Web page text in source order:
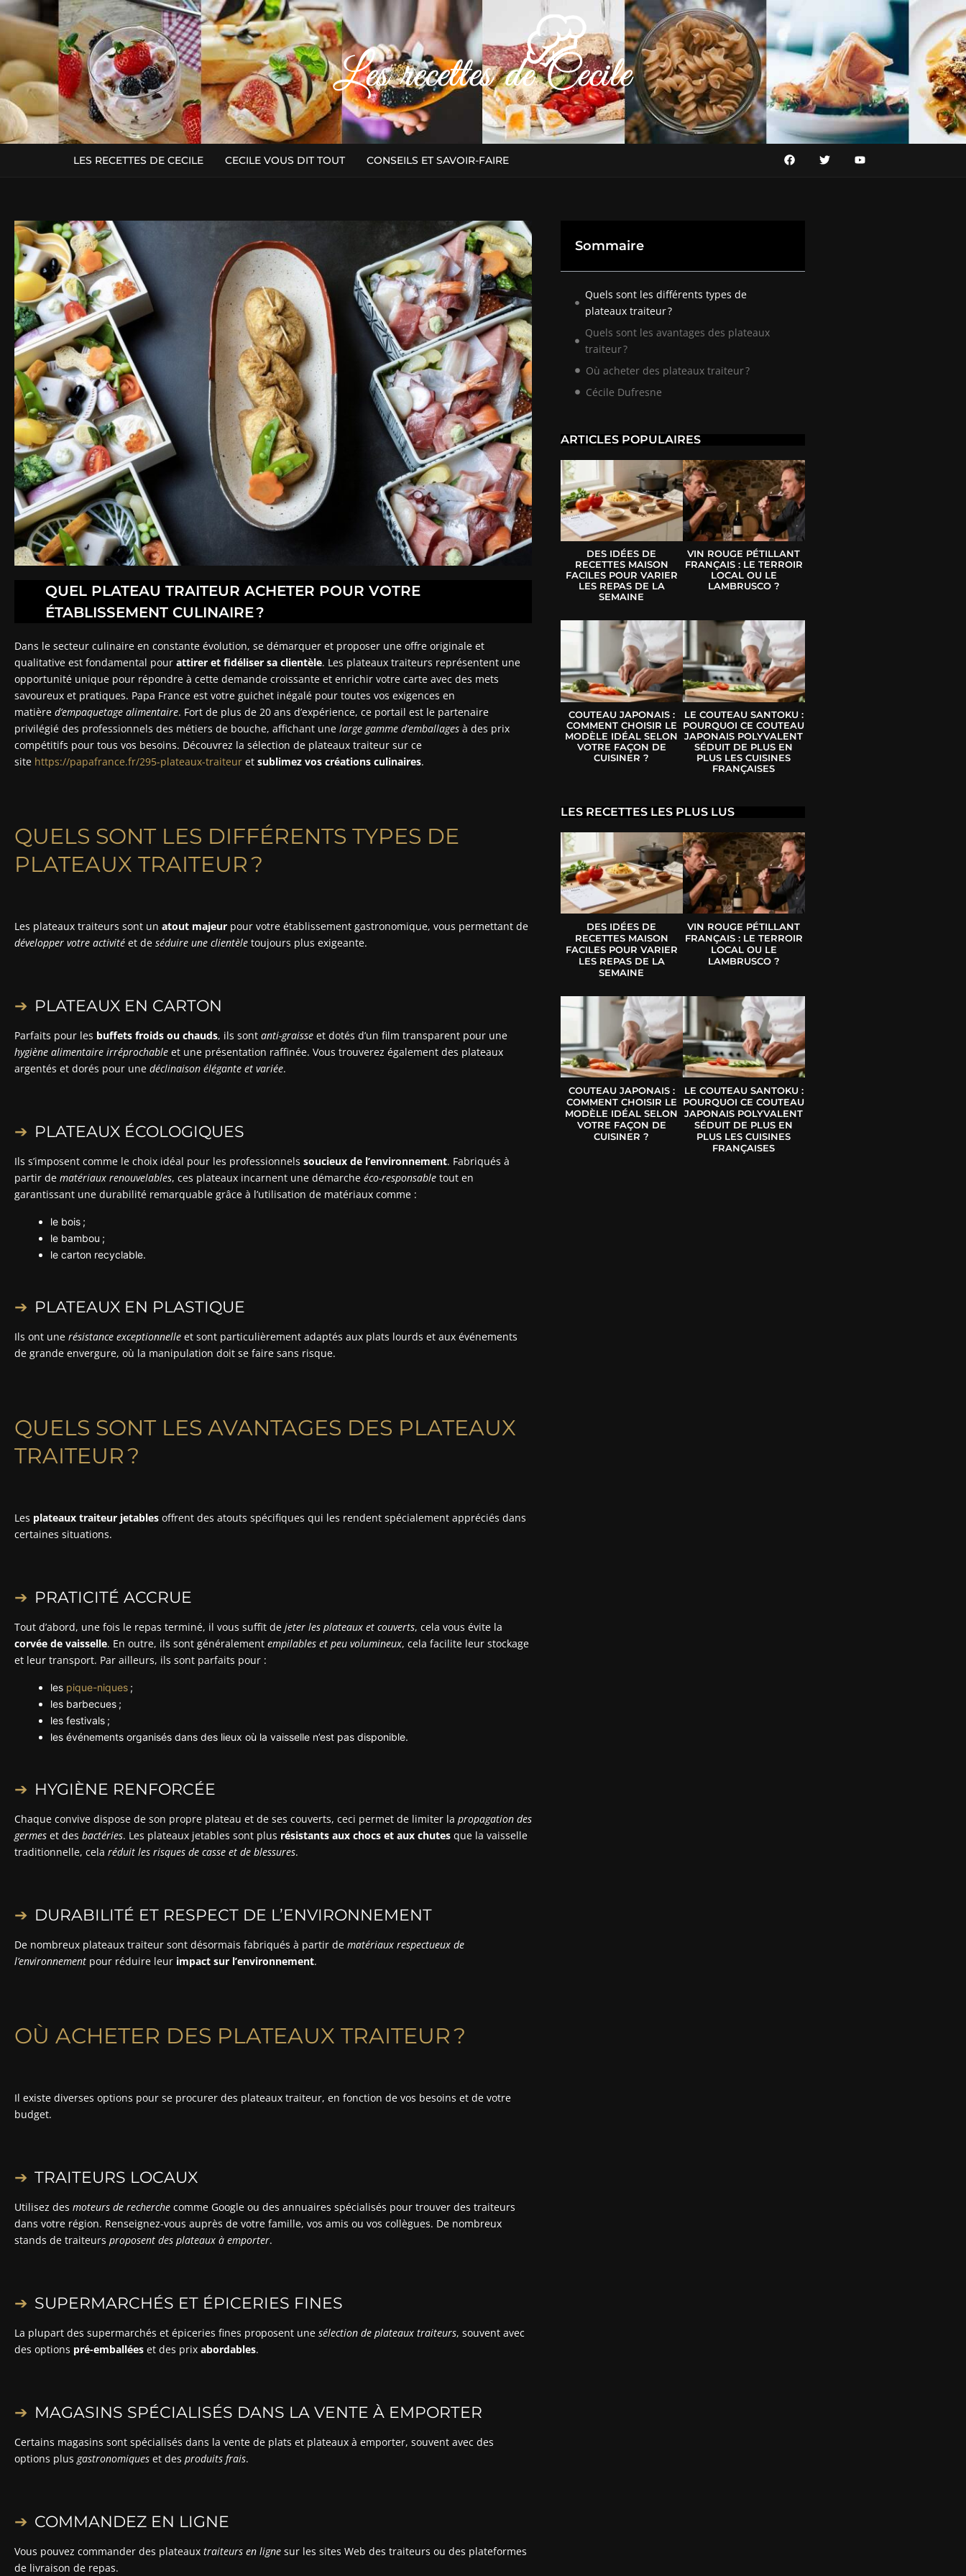
LES RECETTES DE CECILE CECILE VOUS DIT TOUT CONSEILS ET SAVOIR-FAIRE
QUEL PLATEAU TRAITEUR ACHETER POUR VOTRE
ÉTABLISSEMENT CULINAIRE ?
Dans le secteur culinaire en constante évolution, se démarquer et proposer une offre originale et
qualitative est fondamental pour attirer et fidéliser sa clientèle. Les plateaux traiteurs représentent une
opportunité unique pour répondre à cette demande croissante et enrichir votre carte avec des mets
savoureux et pratiques. Papa France est votre guichet inégalé pour toutes vos exigences en
matière d’empaquetage alimentaire. Fort de plus de 20 ans d’expérience, ce portail est le partenaire
privilégié des professionnels des métiers de bouche, affichant une large gamme d’emballages à des prix
compétitifs pour tous vos besoins. Découvrez la sélection de plateaux traiteur sur ce
site https://papafrance.fr/295-plateaux-traiteur et sublimez vos créations culinaires.
QUELS SONT LES DIFFÉRENTS TYPES DE
PLATEAUX TRAITEUR ?
Les plateaux traiteurs sont un atout majeur pour votre établissement gastronomique, vous permettant de
développer votre activité et de séduire une clientèle toujours plus exigeante.
PLATEAUX EN CARTON
Parfaits pour les buffets froids ou chauds, ils sont anti-graisse et dotés d’un film transparent pour une
hygiène alimentaire irréprochable et une présentation raffinée. Vous trouverez également des plateaux
argentés et dorés pour une déclinaison élégante et variée.
PLATEAUX ÉCOLOGIQUES
Ils s’imposent comme le choix idéal pour les professionnels soucieux de l’environnement. Fabriqués à
partir de matériaux renouvelables, ces plateaux incarnent une démarche éco-responsable tout en
garantissant une durabilité remarquable grâce à l’utilisation de matériaux comme :
le bois ;
le bambou ;
le carton recyclable.
PLATEAUX EN PLASTIQUE
Ils ont une résistance exceptionnelle et sont particulièrement adaptés aux plats lourds et aux événements
de grande envergure, où la manipulation doit se faire sans risque.
QUELS SONT LES AVANTAGES DES PLATEAUX
TRAITEUR ?
Les plateaux traiteur jetables offrent des atouts spécifiques qui les rendent spécialement appréciés dans
certaines situations.
PRATICITÉ ACCRUE
Tout d’abord, une fois le repas terminé, il vous suffit de jeter les plateaux et couverts, cela vous évite la
corvée de vaisselle. En outre, ils sont généralement empilables et peu volumineux, cela facilite leur stockage
et leur transport. Par ailleurs, ils sont parfaits pour :
les pique-niques ;
les barbecues ;
les festivals ;
les événements organisés dans des lieux où la vaisselle n’est pas disponible.
HYGIÈNE RENFORCÉE
Chaque convive dispose de son propre plateau et de ses couverts, ceci permet de limiter la propagation des
germes et des bactéries. Les plateaux jetables sont plus résistants aux chocs et aux chutes que la vaisselle
traditionnelle, cela réduit les risques de casse et de blessures.
DURABILITÉ ET RESPECT DE L’ENVIRONNEMENT
De nombreux plateaux traiteur sont désormais fabriqués à partir de matériaux respectueux de
l’environnement pour réduire leur impact sur l’environnement.
OÙ ACHETER DES PLATEAUX TRAITEUR ?
Il existe diverses options pour se procurer des plateaux traiteur, en fonction de vos besoins et de votre
budget.
TRAITEURS LOCAUX
Utilisez des moteurs de recherche comme Google ou des annuaires spécialisés pour trouver des traiteurs
dans votre région. Renseignez-vous auprès de votre famille, vos amis ou vos collègues. De nombreux
stands de traiteurs proposent des plateaux à emporter.
SUPERMARCHÉS ET ÉPICERIES FINES
La plupart des supermarchés et épiceries fines proposent une sélection de plateaux traiteurs, souvent avec
des options pré-emballées et des prix abordables.
MAGASINS SPÉCIALISÉS DANS LA VENTE À EMPORTER
Certains magasins sont spécialisés dans la vente de plats et plateaux à emporter, souvent avec des
options plus gastronomiques et des produits frais.
COMMANDEZ EN LIGNE
Vous pouvez commander des plateaux traiteurs en ligne sur les sites Web des traiteurs ou des plateformes
de livraison de repas.
Sommaire
Quels sont les différents types de
plateaux traiteur ?
Quels sont les avantages des plateaux
traiteur ?
Où acheter des plateaux traiteur ?
Cécile Dufresne
ARTICLES POPULAIRES
DES IDÉES DE
RECETTES MAISON
FACILES POUR VARIER
LES REPAS DE LA
SEMAINE
VIN ROUGE PÉTILLANT
FRANÇAIS : LE TERROIR
LOCAL OU LE
LAMBRUSCO ?
COUTEAU JAPONAIS :
COMMENT CHOISIR LE
MODÈLE IDÉAL SELON
VOTRE FAÇON DE
CUISINER ?
LE COUTEAU SANTOKU :
POURQUOI CE COUTEAU
JAPONAIS POLYVALENT
SÉDUIT DE PLUS EN
PLUS LES CUISINES
FRANÇAISES
LES RECETTES LES PLUS LUS
DES IDÉES DE
RECETTES MAISON
FACILES POUR VARIER
LES REPAS DE LA
SEMAINE
VIN ROUGE PÉTILLANT
FRANÇAIS : LE TERROIR
LOCAL OU LE
LAMBRUSCO ?
COUTEAU JAPONAIS :
COMMENT CHOISIR LE
MODÈLE IDÉAL SELON
VOTRE FAÇON DE
CUISINER ?
LE COUTEAU SANTOKU :
POURQUOI CE COUTEAU
JAPONAIS POLYVALENT
SÉDUIT DE PLUS EN
PLUS LES CUISINES
FRANÇAISES